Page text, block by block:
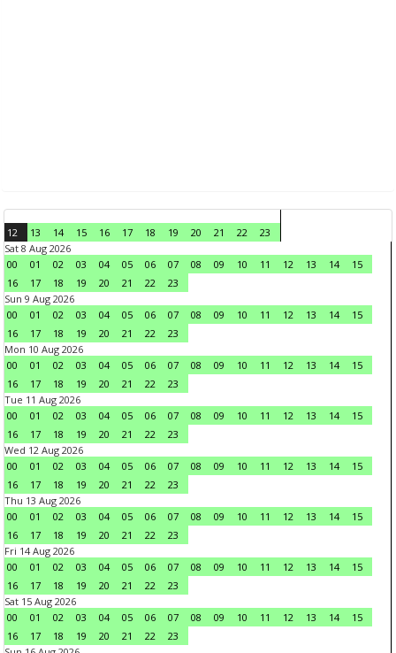
12 13 14 15 16 17 18 19 20 21 22
23
Sat 8 Aug 2026
00
01 02 03 04 05 06 07 08 09 10 11 12 13 14
15
16
17 18 19 20 21 22
23
Sun 9 Aug 2026
00
01 02 03 04 05 06 07 08 09 10 11 12 13 14
15
16
17 18 19 20 21 22
23
Mon 10 Aug 2026
00
01 02 03 04 05 06 07 08 09 10 11 12 13 14
15
16
17 18 19 20 21 22
23
Tue 11 Aug 2026
00
01 02 03 04 05 06 07 08 09 10 11 12 13 14
15
16
17 18 19 20 21 22
23
Wed 12 Aug 2026
00
01 02 03 04 05 06 07 08 09 10 11 12 13 14
15
16
17 18 19 20 21 22
23
Thu 13 Aug 2026
00
01 02 03 04 05 06 07 08 09 10 11 12 13 14
15
16
17 18 19 20 21 22
23
Fri 14 Aug 2026
00
01 02 03 04 05 06 07 08 09 10 11 12 13 14
15
16
17 18 19 20 21 22
23
Sat 15 Aug 2026
00
01 02 03 04 05 06 07 08 09 10 11 12 13 14
15
16
17 18 19 20 21 22
23